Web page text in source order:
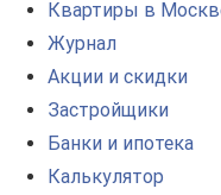
Квартиры в
Журнал
Акции и скидки
Застройщики
Банки и ипотека
Калькулятор